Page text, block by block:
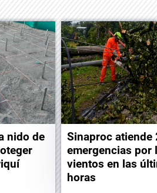
nido de
Sinaproc atiende
emergencias por
vientos en las
horas